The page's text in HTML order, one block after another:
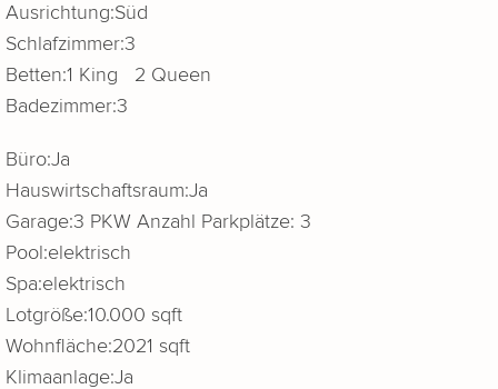
Ausrichtung:Süd
Schlafzimmer:3
Betten:1 King 2 Queen
Badezimmer:3
Büro:Ja
Hauswirtschaftsraum:Ja
Garage:3 PKW Anzahl Parkplätze: 3
Pool:elektrisch
Spa:elektrisch
Lotgröße:10.000 sqft
Wohnfläche:2021 sqft
Klimaanlage:Ja